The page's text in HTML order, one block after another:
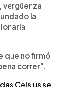
vergüenza,
la
que no firmó
correr".
Celsius se